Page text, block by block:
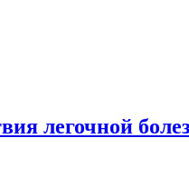
легочной